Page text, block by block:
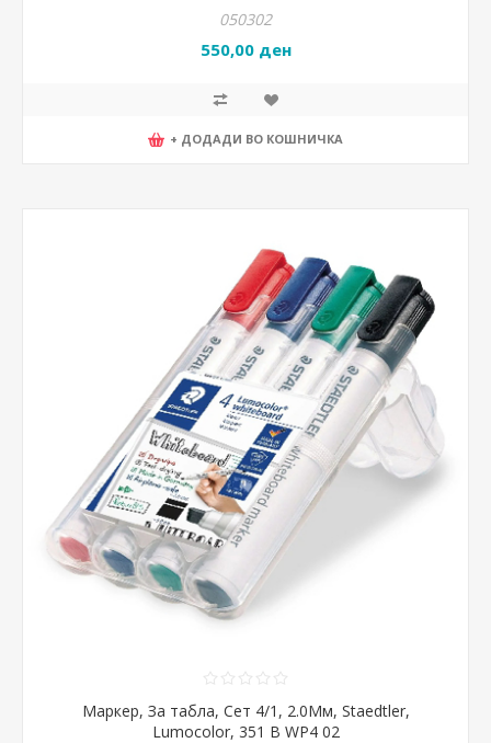
050302
550,00 ден
+ ДОДАДИ ВО КОШНИЧКА
Маркер, За табла, Сет 4/1, 2.0Мм, Staedtler,
Lumocolor, 351 B WP4 02